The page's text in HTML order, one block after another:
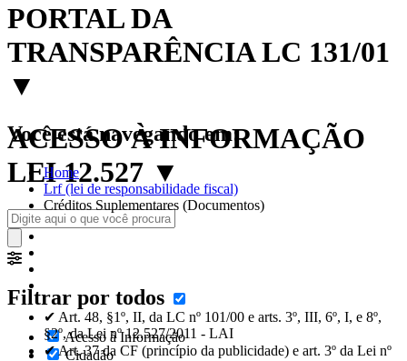
PORTAL DA
TRANSPARÊNCIA LC 131/01
▼
ACESSO À INFORMAÇÃO
LEI 12.527 ▼
Filtrar por todos
Acesso à Informação
Cidadão
Você está navegando em:
Home
Lrf (lei de responsabilidade fiscal)
Créditos Suplementares (Documentos)
✔ Art. 48, §1º, II, da LC nº 101/00 e arts. 3º, III, 6º, I, e 8º,
§2º, da Lei nº 12.527/2011 - LAI
✔ Art. 37 da CF (princípio da publicidade) e art. 3º da Lei nº